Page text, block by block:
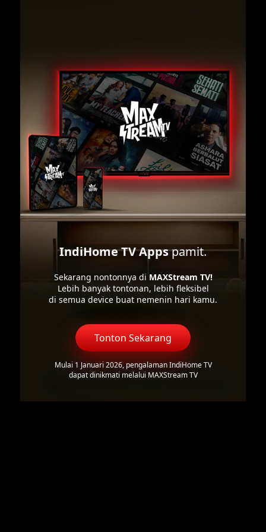
IndiHome TV Appspamit.
Sekarang nontonnya di MAXStream TV!
Lebih banyak tontonan, lebih fleksibel
di semua device buat nemenin hari kamu.
Tonton Sekarang
Mulai 1 Januari 2026, pengalaman IndiHome TV
dapat dinikmati melalui MAXStream TV